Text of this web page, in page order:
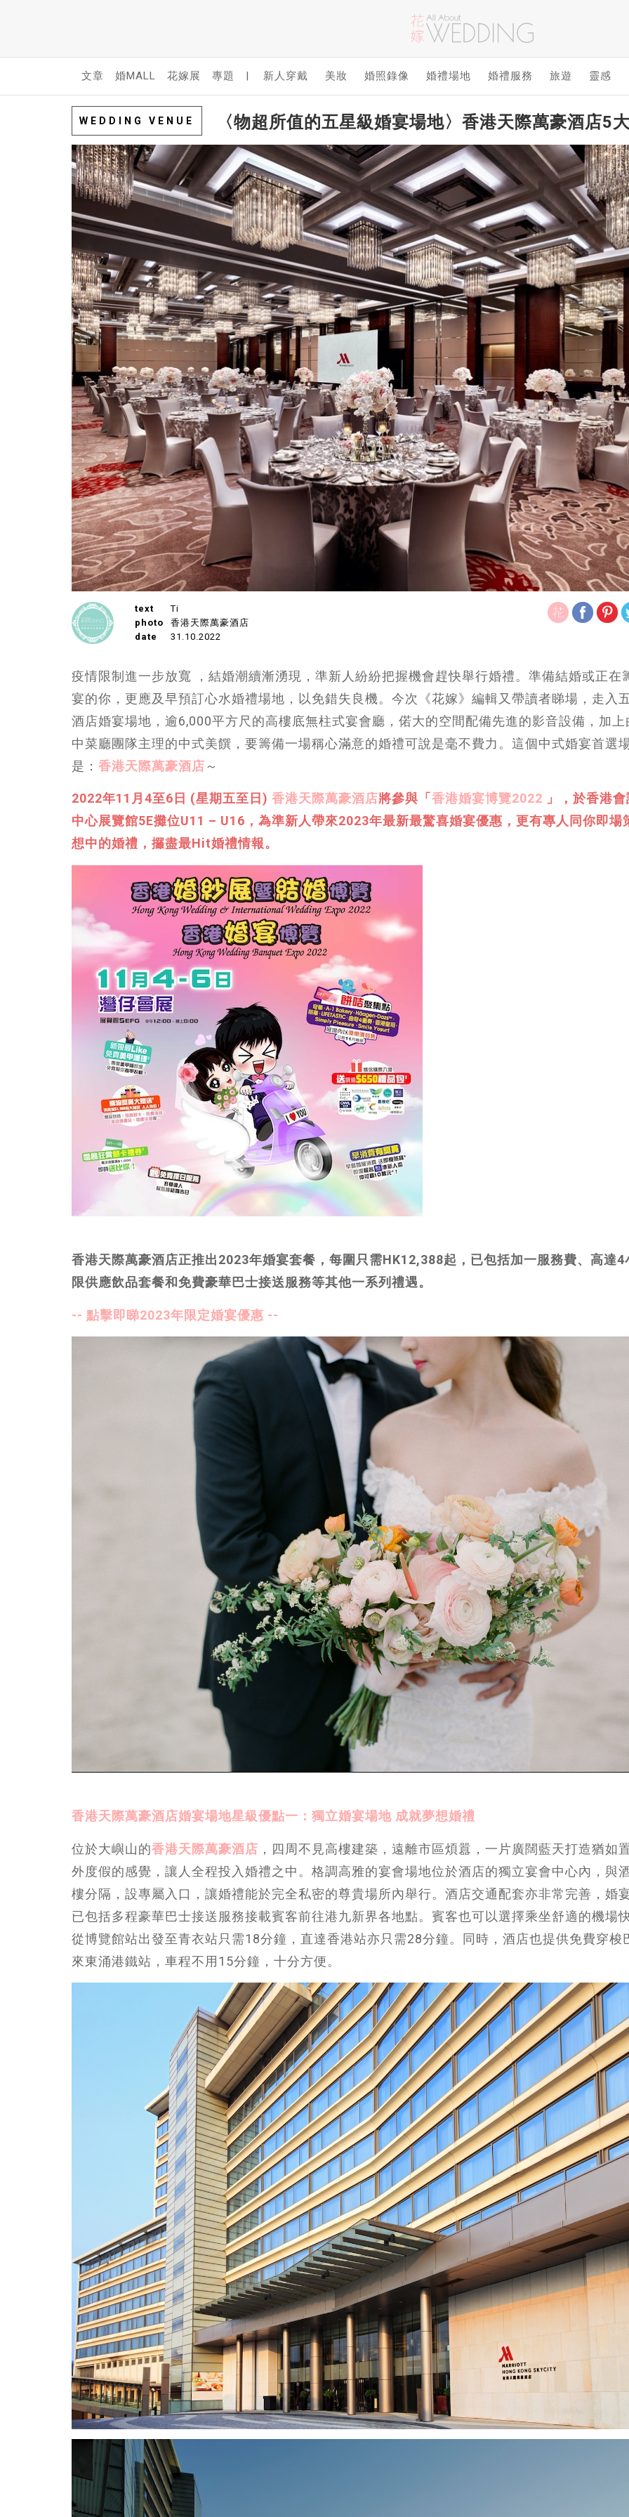
文章 婚MALL 花嫁展 專題 | 新人穿戴 美妝 婚照錄像 婚禮場地 婚禮服務 旅遊 靈感
WEDDING VENUE 〈物超所值的五星級婚宴場地〉香港天際萬豪酒店5
text
Ti
photo
香港天際萬豪酒店
date
31.10.2022
疫情限制進一步放寬 ，結婚潮續漸湧現，準新人紛紛把握機會趕快舉行婚禮。準備結婚或正在
宴的你，更應及早預訂心水婚禮場地，以免錯失良機。今次《花嫁》編輯又帶讀者睇場，走入
酒店婚宴場地，逾6,000平方尺的高樓底無柱式宴會廳，偌大的空間配備先進的影音設備，加上
中菜廳團隊主理的中式美饌，要籌備一場稱心滿意的婚禮可說是毫不費力。這個中式婚宴首選
是： 香港天際萬豪酒店～
2022年11月4至6日 (星期五至日) 香港天際萬豪酒店將參與「 香港婚宴博覽2022 」，於香港
中心展覽館5E攤位U11 – U16，為準新人帶來2023年最新最驚喜婚宴優惠，更有專人同你即場
想中的婚禮，攞盡最Hit婚禮情報。
香港天際萬豪酒店正推出2023年婚宴套餐，每圍只需HK12,388起，已包括加一服務費、高達4
限供應飲品套餐和免費豪華巴士接送服務等其他一系列禮遇。
-- 點擊即睇2023年限定婚宴優惠 --
香港天際萬豪酒店婚宴場地星級優點一：獨立婚宴場地 成就夢想婚禮
位於大嶼山的香港天際萬豪酒店 ，四周不見高樓建築，遠離市區煩囂，一片廣闊藍天打造猶如
外度假的感覺，讓人全程投入婚禮之中。格調高雅的宴會場地位於酒店的獨立宴會中心內，與
樓分隔，設專屬入口，讓婚禮能於完全私密的尊貴場所內舉行。酒店交通配套亦非常完善，婚
已包括多程豪華巴士接送服務接載賓客前往港九新界各地點。賓客也可以選擇乘坐舒適的機場
從博覽館站出發至青衣站只需18分鐘，直達香港站亦只需28分鐘。同時，酒店也提供免費穿梭
來東涌港鐵站，車程不用15分鐘，十分方便。